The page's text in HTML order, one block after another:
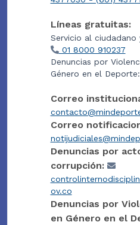
Líneas gratuitas:
Servicio al
01 8000 910237
Denuncias por
Género en el Deporte:
Correo
Correo
Denuncias por
corrupción:
ov.co
Denuncias por
en Género en el